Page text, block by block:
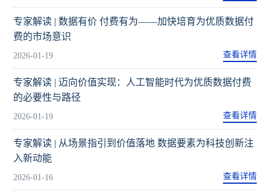
专家解读 | 数据有价 付费有为——加快培育为优质数据付
费的市场意识
2026-01-19 查看详情
专家解读 | 迈向价值实现：人工智能时代为优质数据付费
的必要性与路径
2026-01-19 查看详情
专家解读 | 从场景指引到价值落地 数据要素为科技创新注
入新动能
2026-01-16 查看详情